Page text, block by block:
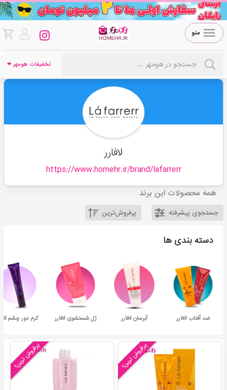
منو
تخفیفات هومهر ❤
لافارر
https://www.homehr.ir/brand/lafarrerr
همه محصولات این برند
جستجوی پیشرفته پرفروش‌ترین
دسته بندی ها
ضد آفتاب لافارر آبرسان لافارر ژل شستشوی لافارر کرم دور چشم
پرفروش ترین! پرفروش ترین!